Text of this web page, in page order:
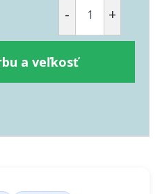
- +
a veľkosť